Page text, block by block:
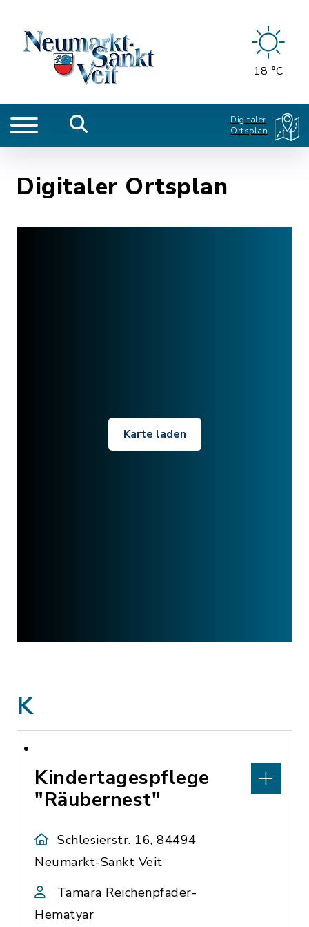
18 °C
Digitaler
Ortsplan
Digitaler Ortsplan
Karte laden
K
Kindertagespflege
"Räubernest"
Schlesierstr. 16, 84494
Neumarkt-Sankt Veit
Tamara Reichenpfader-
Hematyar